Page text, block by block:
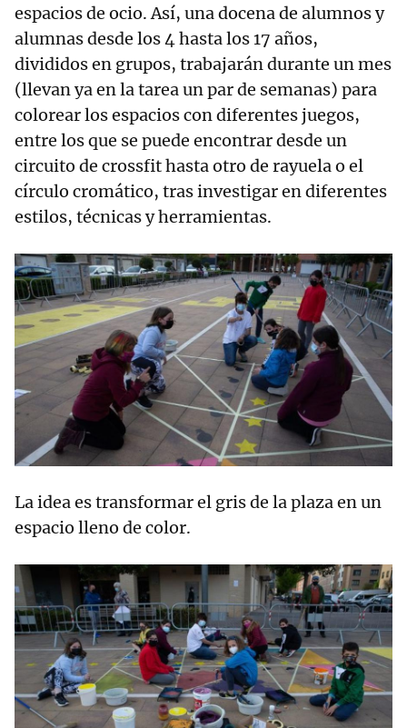
espacios de ocio. Así, una docena de alumnos y
alumnas desde los 4 hasta los 17 años,
divididos en grupos, trabajarán durante un mes
(llevan ya en la tarea un par de semanas) para
colorear los espacios con diferentes juegos,
entre los que se puede encontrar desde un
circuito de crossfit hasta otro de rayuela o el
círculo cromático, tras investigar en diferentes
estilos, técnicas y herramientas.
La idea es transformar el gris de la plaza en un
espacio lleno de color.